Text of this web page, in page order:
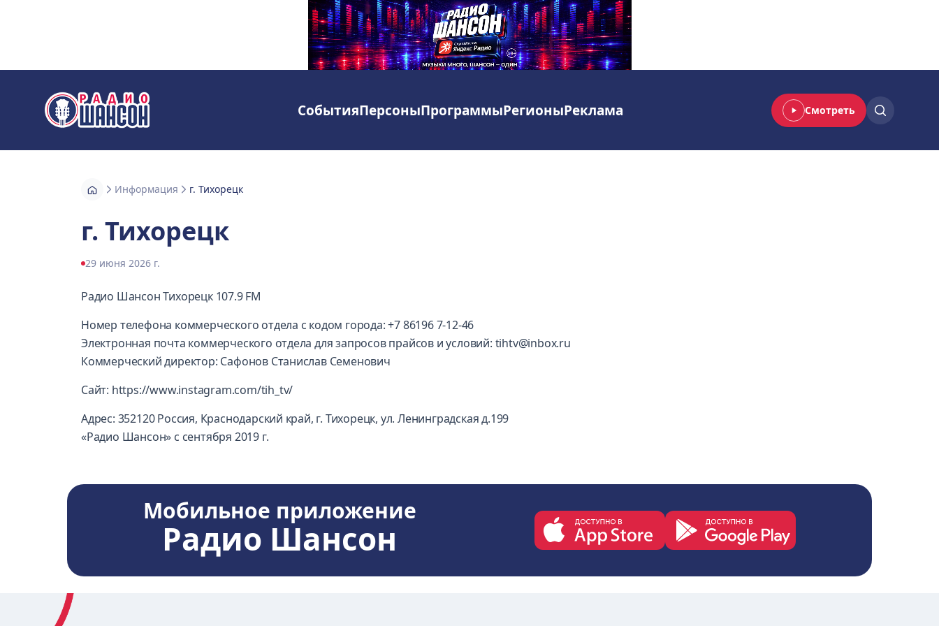
Радио Шансон СобытияПерсоныПрограммыРегионыРеклама Смотреть
Информация г. Тихорецк
г. Тихорецк
29 июня 2026 г.
Радио Шансон Тихорецк 107.9 FM
Номер телефона коммерческого отдела с кодом города: +7 86196 7-12-46
Электронная почта коммерческого отдела для запросов прайсов и условий: tihtv@inbox.ru
Коммерческий директор: Сафонов Станислав Семенович
Сайт: https://www.instagram.com/tih_tv/
Адрес: 352120 Россия, Краснодарский край, г. Тихорецк, ул. Ленинградская д.199
«Радио Шансон» с сентября 2019 г.
Мобильное приложение
Радио Шансон